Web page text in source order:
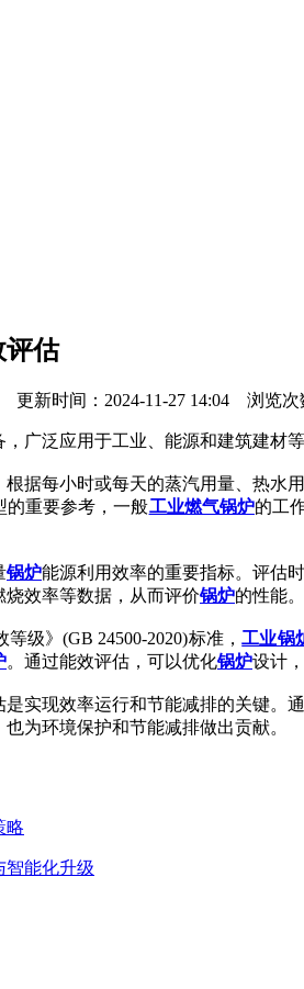
评估
更新时间：2024-11-27 14:04 浏览次
广泛应用于工业、能源和建筑建材
根据每小时或每天的蒸汽用量、热水
的重要参考，一般工业燃气锅炉的工
锅炉能源利用效率的重要指标。评估
效率等数据，从而评价锅炉的性能。
级》(GB 24500-2020)标准，工业锅
。通过能效评估，可以优化锅炉设计
是实现效率运行和节能减排的关键。
为环境保护和节能减排做出贡献。
略
智能化升级